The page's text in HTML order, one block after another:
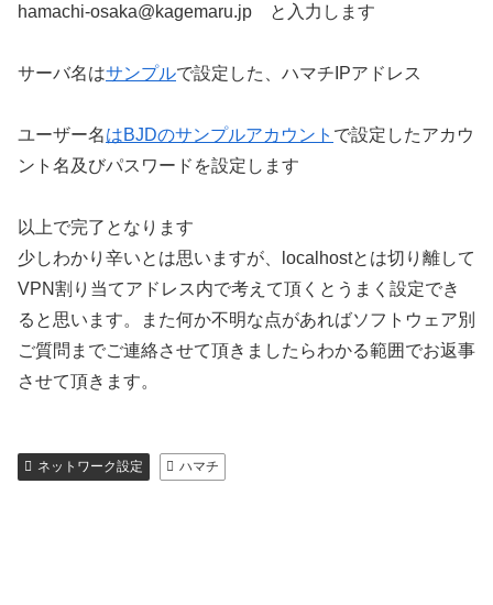
hamachi-osaka@kagemaru.jp と入力します
サーバ名はサンプルで設定した、ハマチIPアドレス
ユーザー名はBJDのサンプルアカウント で設定したアカウ
ント名及びパスワードを設定します
以上で完了となります
少しわかり辛いとは思いますが、localhostとは切り離して
VPN割り当てアドレス内で考えて頂くとうまく設定でき
ると思います。また何か不明な点があればソフトウェア別
ご質問までご連絡させて頂きましたらわかる範囲でお返事
させて頂きます。
ネットワーク設定 ハマチ